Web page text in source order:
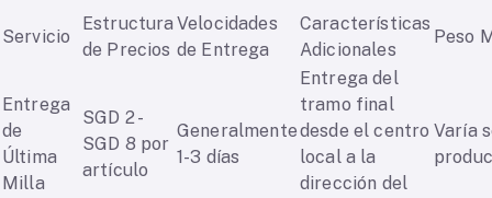
Servicio
Estructura
de Precios
Velocidades
de Entrega
Características
Adicionales
Peso
Entrega
de
Última
Milla
SGD 2 -
SGD 8 por
artículo
Generalmente
1-3 días
Entrega del
tramo final
desde el centro
local a la
dirección del
Varía